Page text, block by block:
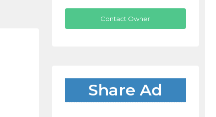
Contact Owner
Share Ad